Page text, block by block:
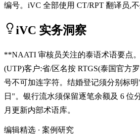
编号。iVC 全部使用 CT/RPT 翻译员,不
iVC 实务洞察
**NAATI 审核员关注的泰语术语要点
(UTP)客户:省/区名按 RTGS(泰国官方
号不可加连字符。结婚登记须分别标
日"。银行流水须保留逐笔余额及 6 位
月更新内部术语库。
编辑精选 · 案例研究